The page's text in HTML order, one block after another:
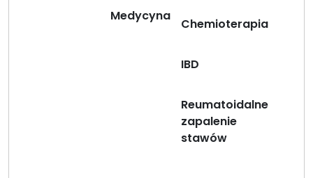
Medycyna
Chemioterapia
IBD
Reumatoidalne
zapalenie
stawów